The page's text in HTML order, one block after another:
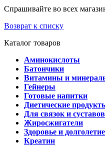
Спрашивайте во всех
Возврат к списку
Каталог товаров
Аминокислоты
Батончики
Витамины и
Гейнеры
Готовые напитки
Диетические
Для связок и суставов
Жиросжигатели
Здоровье и долголетие
Креатин